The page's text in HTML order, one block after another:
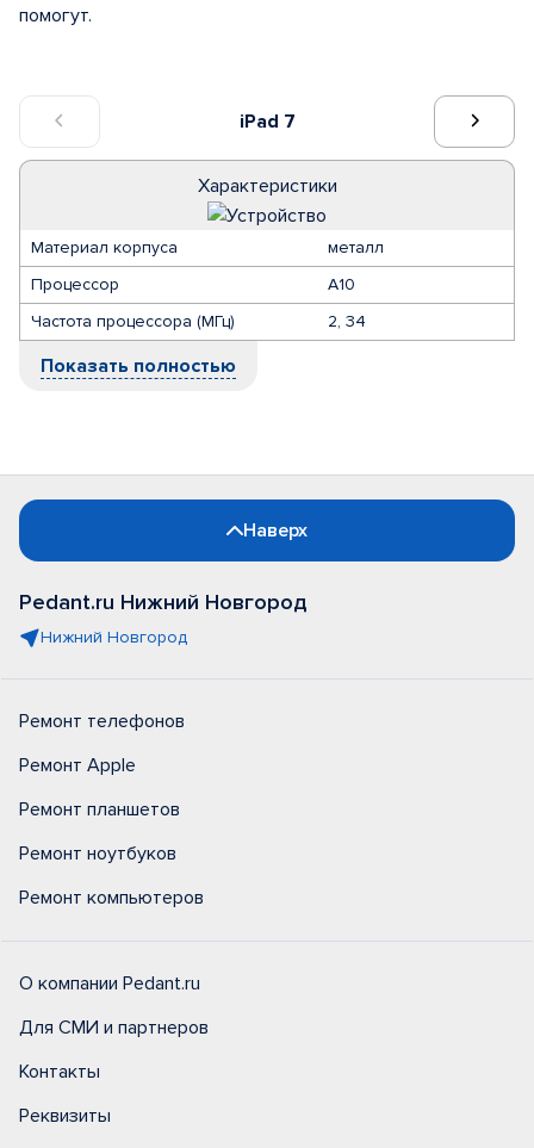
iPad 7
Характеристики
Материал корпуса
металл
Процессор
A10
Частота процессора (МГц)
2, 34
Показать полностью
помогут.
Наверх
Pedant.ru Нижний Новгород
Нижний Новгород
Ремонт телефонов
Ремонт Apple
Ремонт планшетов
Ремонт ноутбуков
Ремонт компьютеров
О компании Pedant.ru
Для СМИ и партнеров
Контакты
Реквизиты